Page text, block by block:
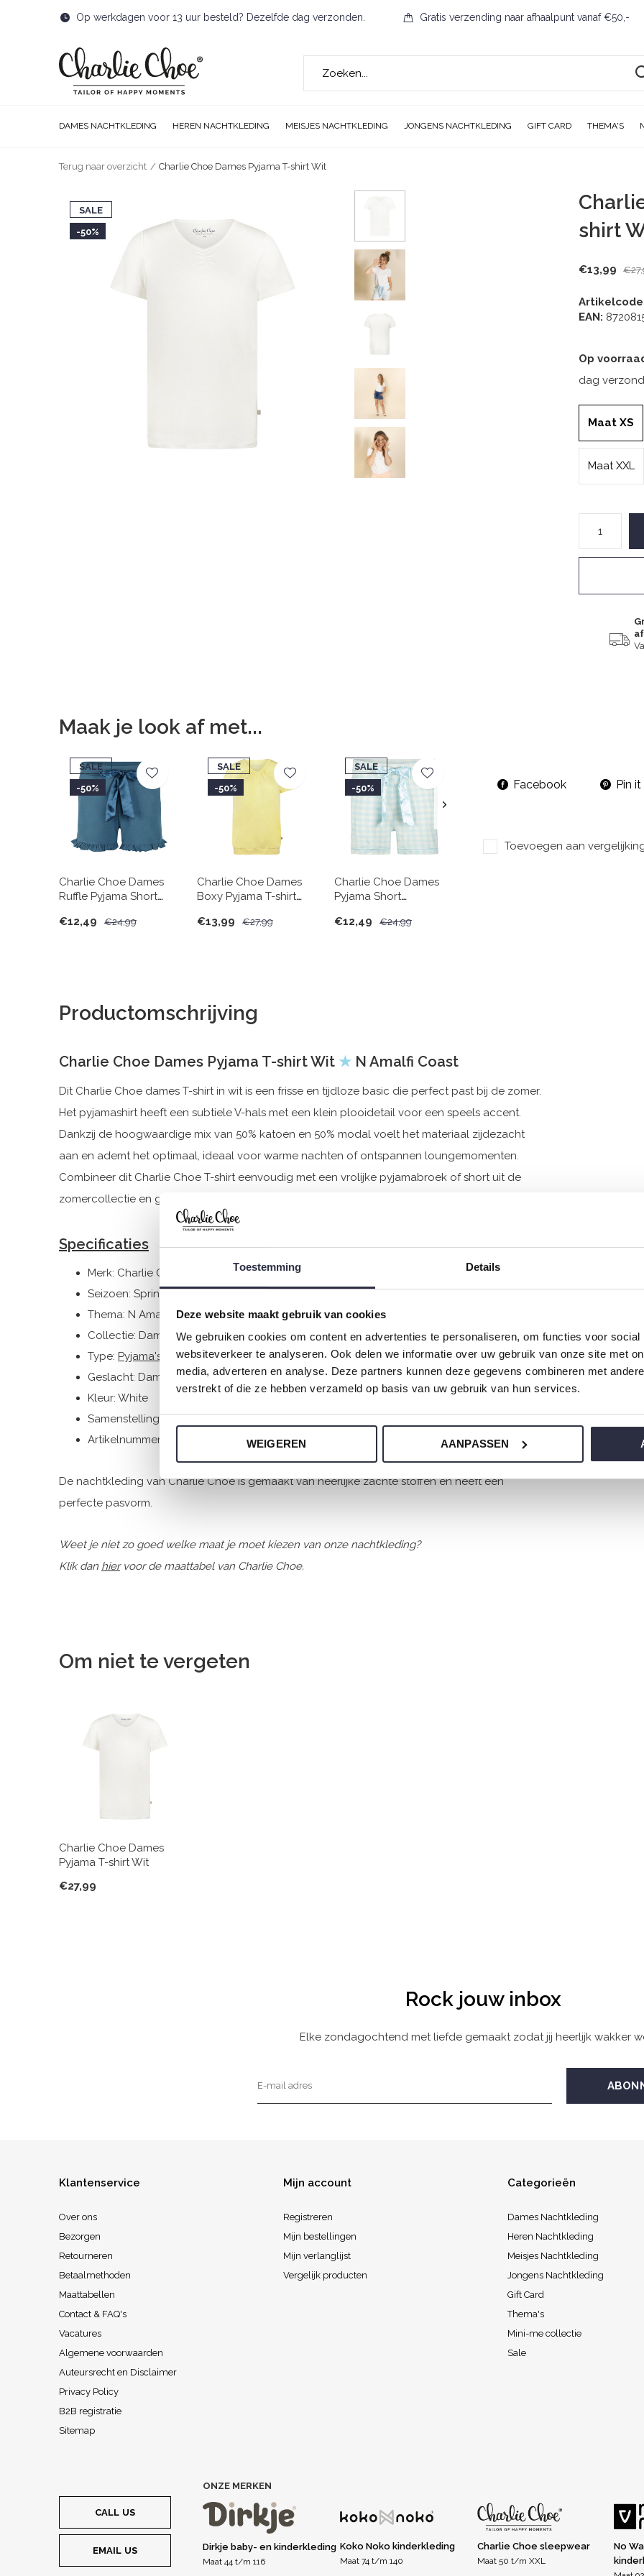
Toestemming Details
Deze website maakt gebruik van cookies
We gebruiken cookies om content en advertenties te personaliseren, om functies voor
websiteverkeer te analyseren. Ook delen we informatie over uw gebruik van onze site met
media, adverteren en analyse. Deze partners kunnen deze gegevens combineren met
verstrekt of die ze hebben verzameld op basis van uw gebruik van hun services.
WEIGEREN AANPASSEN
DAMES NACHTKLEDING HEREN NACHTKLEDING MEISJES NACHTKLEDING JONGENS NACHTKLEDING GIFT CARD THEMA'S
Op werkdagen voor 13 uur besteld? Dezelfde dag verzonden. Gratis verzending naar afhaalpunt vanaf €50,-
Terug naar overzicht Charlie Choe Dames Pyjama T-shirt Wit
SALE
-50%
shirt
€13,99
EAN:
Op
dag
Maat XS
Maat XXL
Maak je look af met...
SALE
-50%
Charlie Choe Dames
Ruffle Pyjama Short
€12,49
€24,99
SALE
-50%
Charlie Choe Dames
Boxy Pyjama T-shirt
€13,99
€27,99
SALE
-50%
Charlie Choe Dames
Pyjama Short
€12,49
€24,99
Facebook Pin it
Toevoegen aan
Productomschrijving
Charlie Choe Dames Pyjama T-shirt Wit ★ N Amalfi Coast
Dit Charlie Choe dames T-shirt in wit is een frisse en tijdloze basic die perfect past bij de zomer.
Het pyjamashirt heeft een subtiele V-hals met een klein plooidetail voor een speels accent.
Dankzij de hoogwaardige mix van 50% katoen en 50% modal voelt het materiaal zijdezacht
aan en ademt het optimaal, ideaal voor warme nachten of ontspannen loungemomenten.
Combineer dit Charlie Choe T-shirt eenvoudig met een vrolijke pyjamabroek of short uit de
zomercollectie en geniet van zorgeloze momenten vol comfort en ontspanning.
Specificaties
Merk: Charlie Choe
Seizoen: Spring/Summer 2026
Thema: N Amalfi Coast
Collectie: Dames
Type: Pyjama's
Geslacht: Dames
Kleur: White
Samenstelling: 50% Cotton/ 50% Modal
Artikelnummer: N59112-38
De nachtkleding van Charlie Choe is gemaakt van heerlijke zachte stoffen en heeft een
perfecte pasvorm.
Weet je niet zo goed welke maat je moet kiezen van onze nachtkleding?
Klik dan hiervoor de maattabel van Charlie Choe.
Om niet te vergeten
Charlie Choe Dames
Pyjama T-shirt Wit
€27,99
Rock jouw inbox
Elke zondagochtend met liefde gemaakt zodat jij heerlijk wakker
Klantenservice
Over ons
Bezorgen
Retourneren
Betaalmethoden
Maattabellen
Contact & FAQ's
Vacatures
Algemene voorwaarden
Auteursrecht en Disclaimer
Privacy Policy
B2B registratie
Sitemap
Mijn account
Registreren
Mijn bestellingen
Mijn verlanglijst
Vergelijk producten
Categorieën
Dames Nachtkleding
Heren Nachtkleding
Meisjes Nachtkleding
Jongens Nachtkleding
Gift Card
Thema's
Mini-me collectie
Sale
CALL US
EMAIL US
ONZE MERKEN
Dirkje baby- en kinderkleding
Maat 44 t/m 116
Koko Noko kinderkleding
Maat 74 t/m 140
Charlie Choe sleepwear
Maat 50 t/m XXL
No